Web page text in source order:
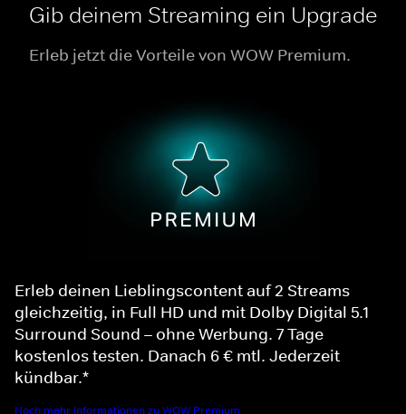
Gib deinem Streaming ein Upgrade
Erleb jetzt die Vorteile von WOW Premium.
Erleb deinen Lieblingscontent auf 2 Streams
gleichzeitig, in Full HD und mit Dolby Digital 5.1
Surround Sound – ohne Werbung. 7 Tage
kostenlos testen. Danach 6 € mtl. Jederzeit
kündbar.*
Noch mehr Informationen zu WOW Premium